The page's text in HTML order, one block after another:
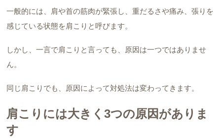
一般的には、肩や首の筋肉が緊張し、重だるさや痛み、張りを
感じている状態を肩こりと呼びます。
しかし、一言で肩こりと言っても、原因は一つではありませ
ん。
同じ肩こりでも、原因によって対処法は変わってきます。
肩こりには大きく3つの原因がありま
す